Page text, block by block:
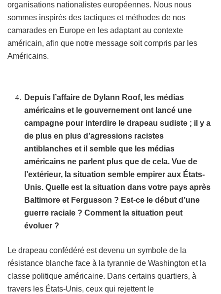
organisations nationalistes européennes. Nous nous
sommes inspirés des tactiques et méthodes de nos
camarades en Europe en les adaptant au contexte
américain, afin que notre message soit compris par les
Américains.
Depuis l’affaire de Dylann Roof, les médias
américains et le gouvernement ont lancé une
campagne pour interdire le drapeau sudiste ; il y a
de plus en plus d’agressions racistes
antiblanches et il semble que les médias
américains ne parlent plus que de cela. Vue de
l’extérieur, la situation semble empirer aux États-
Unis. Quelle est la situation dans votre pays après
Baltimore et Fergusson ? Est-ce le début d’une
guerre raciale ? Comment la situation peut
évoluer ?
Le drapeau confédéré est devenu un symbole de la
résistance blanche face à la tyrannie de Washington et la
classe politique américaine. Dans certains quartiers, à
travers les États-Unis, ceux qui rejettent le